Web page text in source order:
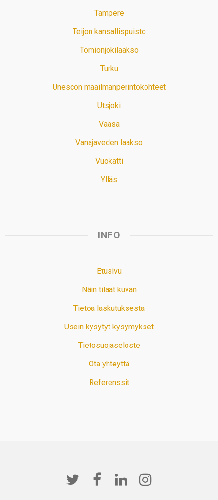
Tampere
Teijon kansallispuisto
Tornionjokilaakso
Turku
Unescon maailmanperintökohteet
Utsjoki
Vaasa
Vanajaveden laakso
Vuokatti
Ylläs
INFO
Etusivu
Näin tilaat kuvan
Tietoa laskutuksesta
Usein kysytyt kysymykset
Tietosuojaseloste
Ota yhteyttä
Referenssit